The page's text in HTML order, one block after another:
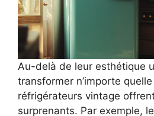
Au-delà de leur esthétique
transformer n’importe quelle
réfrigérateurs vintage
surprenants. Par exemple,